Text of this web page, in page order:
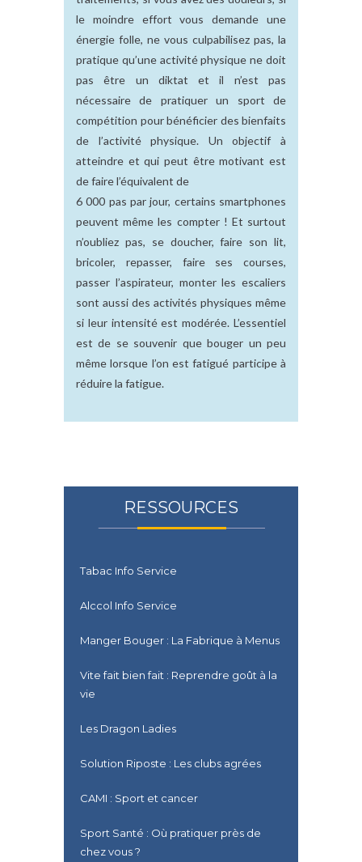
le moindre effort vous demande une
énergie folle, ne vous culpabilisez pas, la
pratique qu’une activité physique ne doit
pas être un diktat et il n’est pas
nécessaire de pratiquer un sport de
compétition pour bénéficier des bienfaits
de l’activité physique. Un objectif à
atteindre et qui peut être motivant est
de faire l’équivalent de
6 000 pas par jour, certains smartphones
peuvent même les compter ! Et surtout
n’oubliez pas, se doucher, faire son lit,
bricoler, repasser, faire ses courses,
passer l’aspirateur, monter les escaliers
sont aussi des activités physiques même
si leur intensité est modérée. L’essentiel
est de se souvenir que bouger un peu
même lorsque l’on est fatigué participe à
réduire la fatigue.
RESSOURCES
Tabac Info Service
Alccol Info Service
Manger Bouger : La Fabrique à Menus
Vite fait bien fait : Reprendre goût à la
vie
Les Dragon Ladies
Solution Riposte : Les clubs agrées
CAMI : Sport et cancer
Sport Santé : Où pratiquer près de
chez vous ?